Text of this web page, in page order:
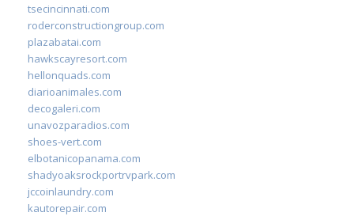
tsecincinnati.com
roderconstructiongroup.com
plazabatai.com
hawkscayresort.com
hellonquads.com
diarioanimales.com
decogaleri.com
unavozparadios.com
shoes-vert.com
elbotanicopanama.com
shadyoaksrockportrvpark.com
jccoinlaundry.com
kautorepair.com